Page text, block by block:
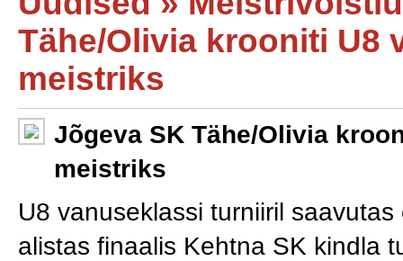
Tähe/Olivia krooniti U8
meistriks
Jõgeva SK Tähe/Olivia
meistriks
U8 vanuseklassi turniiril
alistas finaalis Kehtna SK kindla